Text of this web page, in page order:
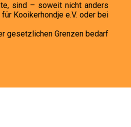
sind – soweit nicht anders
Kooikerhondje e.V. oder bei
gesetzlichen Grenzen bedarf